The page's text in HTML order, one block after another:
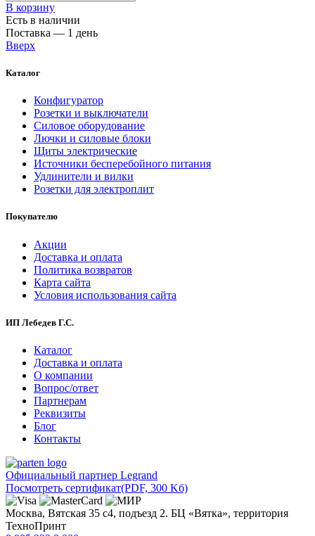
В корзинy
Есть в наличии
Поставка — 1 день
Вверх
Каталог
Конфигуратор
Розетки и выключатели
Силовое оборудование
Лючки и силовые блоки
Щиты электрические
Источники бесперебойного питания
Удлинители и вилки
Розетки для электроплит
Покупателю
Акции
Доставка и оплата
Политика возвратов
Карта сайта
Условия использования сайта
ИП Лебедев Г.С.
Каталог
Доставка и оплата
О компании
Вопрос/ответ
Партнерам
Реквизиты
Блог
Контакты
Официальный партнер Legrand
Посмотреть сертификат(PDF, 300 Kб)
Москва, Вятская 35 с4, подъезд 2. БЦ «Вятка», территория
ТехноПринт